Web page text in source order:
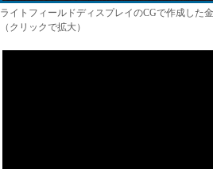
ライトフィールドディスプレイのCGで作成した
（クリックで拡大）